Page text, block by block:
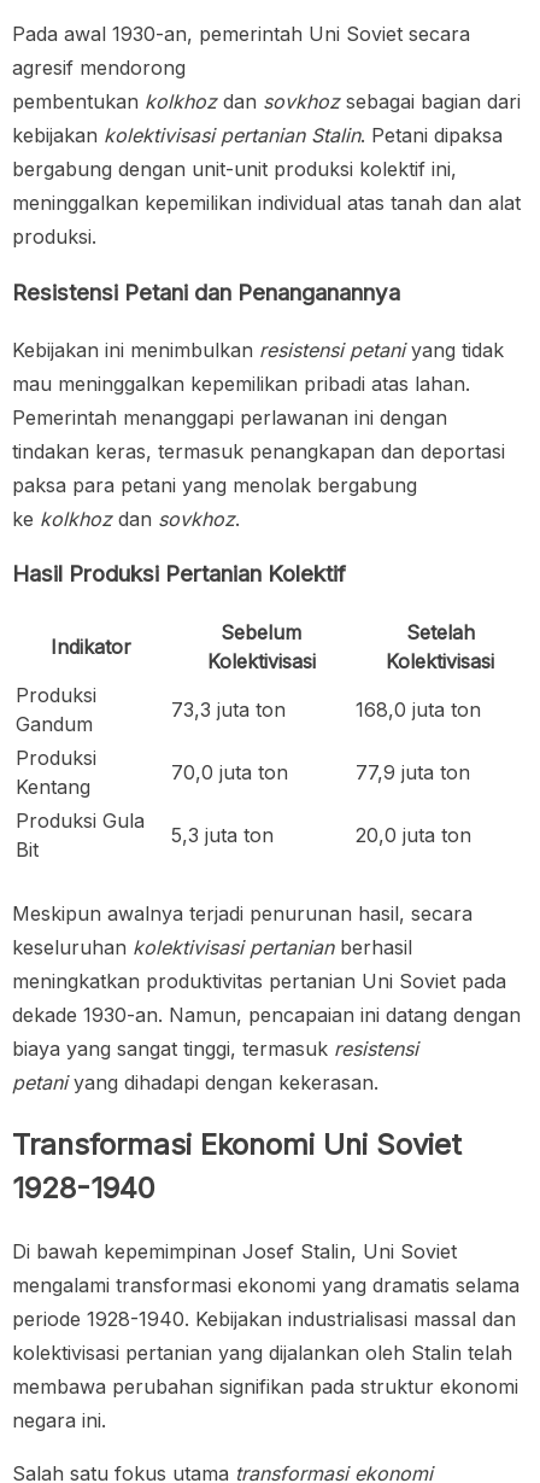
Pada awal 1930-an, pemerintah Uni Soviet secara
agresif mendorong
pembentukan kolkhozdan sovkhozsebagai bagian dari
kebijakan kolektivisasi pertanian Stalin. Petani dipaksa
bergabung dengan unit-unit produksi kolektif ini,
meninggalkan kepemilikan individual atas tanah dan alat
produksi.
Resistensi Petani dan Penanganannya
Kebijakan ini menimbulkan resistensi petaniyang tidak
mau meninggalkan kepemilikan pribadi atas lahan.
Pemerintah menanggapi perlawanan ini dengan
tindakan keras, termasuk penangkapan dan deportasi
paksa para petani yang menolak bergabung
ke kolkhozdan sovkhoz.
Hasil Produksi Pertanian Kolektif
Indikator
Sebelum
Kolektivisasi
Setelah
Kolektivisasi
Produksi
Gandum
73,3 juta ton
168,0 juta ton
Produksi
Kentang
70,0 juta ton
77,9 juta ton
Produksi Gula
Bit
5,3 juta ton 20,0 juta ton
Meskipun awalnya terjadi penurunan hasil, secara
keseluruhan kolektivisasi pertanianberhasil
meningkatkan produktivitas pertanian Uni Soviet pada
dekade 1930-an. Namun, pencapaian ini datang dengan
biaya yang sangat tinggi, termasuk resistensi
petaniyang dihadapi dengan kekerasan.
Transformasi Ekonomi Uni Soviet
1928-1940
Di bawah kepemimpinan Josef Stalin, Uni Soviet
mengalami transformasi ekonomi yang dramatis selama
periode 1928-1940. Kebijakan industrialisasi massal dan
kolektivisasi pertanian yang dijalankan oleh Stalin telah
membawa perubahan signifikan pada struktur ekonomi
negara ini.
Salah satu fokus utama transformasi ekonomi